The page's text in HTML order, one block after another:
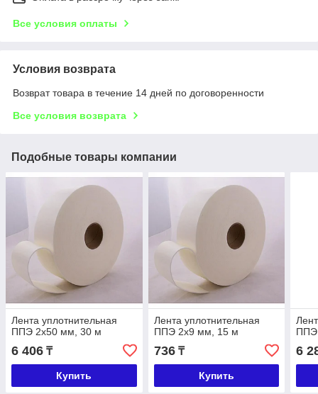
Все условия оплаты
Условия возврата
Возврат товара в течение 14 дней по договоренности
Все условия возврата
Подобные товары компании
Лента уплотнительная
ППЭ 2х50 мм, 30 м
6 406 ₸
Купить
Лента уплотнительная
ППЭ 2х9 мм, 15 м
736₸
Купить
ППЭ
6